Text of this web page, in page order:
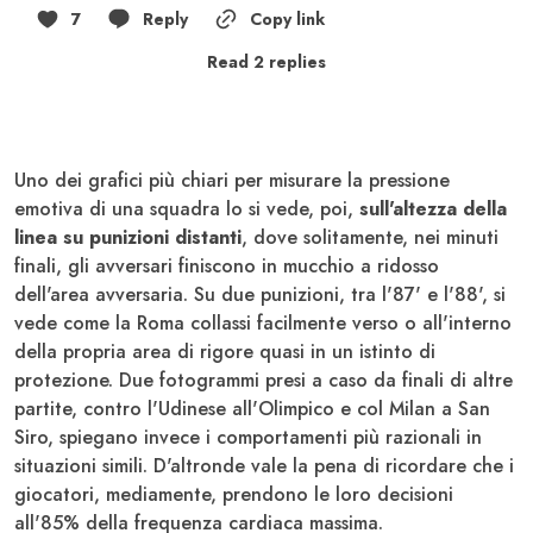
7 Reply
Copy link
Read 2 replies
Uno dei grafici più chiari per misurare la pressione
emotiva di una squadra lo si vede, poi, sull'altezza della
linea su punizioni distanti, dove solitamente, nei minuti
finali, gli avversari finiscono in mucchio a ridosso
dell'area avversaria. Su due punizioni, tra l'87' e l'88', si
vede come la Roma collassi facilmente verso o all'interno
della propria area di rigore quasi in un istinto di
protezione. Due fotogrammi presi a caso da finali di altre
partite, contro l'Udinese all'Olimpico e col Milan a San
Siro, spiegano invece i comportamenti più razionali in
situazioni simili. D'altronde vale la pena di ricordare che i
giocatori, mediamente, prendono le loro decisioni
all'85% della frequenza cardiaca massima.